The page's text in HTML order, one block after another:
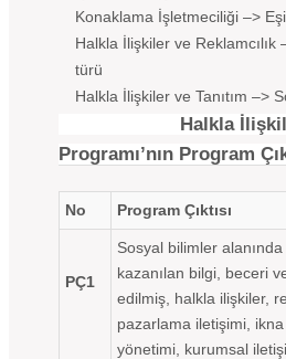
Konaklama İşletmeciliği –>
Halkla İlişkiler ve
türü
Halkla İlişkiler ve Tanıtım –>
Halkla İlişkiler
Programı’nın Program
No Program Çıktısı
PÇ1
Sosyal bilimler
kazanılan bilgi, beceri
edilmiş, halkla ilişkiler,
pazarlama iletişimi,
yönetimi, kurumsal